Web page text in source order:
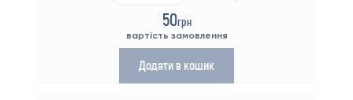
50грн
вартість замовлення
Додати в кошик